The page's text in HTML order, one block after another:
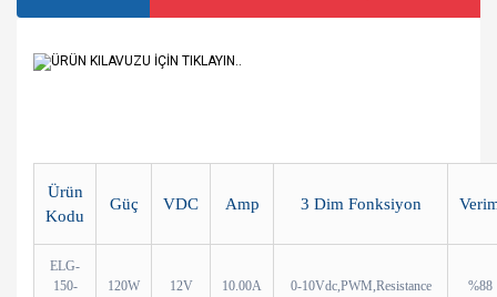
ÜRÜN KILAVUZU İÇİN TIKLAYIN..
Ürün
Kodu
Güç VDC Amp 3 Dim Fonksiyon
ELG-
150-
120W 12V 10.00A 0-10Vdc,PWM,Resistance %88